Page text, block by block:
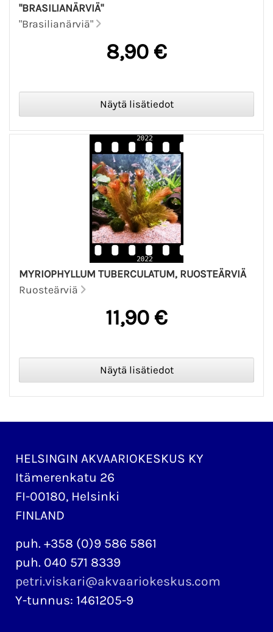
"BRASILIANÄRVIÄ"
"Brasilianärviä"
8,90 €
MYRIOPHYLLUM TUBERCULATUM, RUOSTEÄRVIÄ
Ruosteärviä
11,90 €
HELSINGIN AKVAARIOKESKUS KY
Itämerenkatu 26
FI-00180, Helsinki
FINLAND
puh. +358 (0)9 586 5861
puh. 040 571 8339
petri.viskari@akvaariokeskus.com
Y-tunnus: 1461205-9